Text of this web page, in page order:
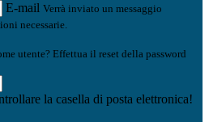
E-mail Verrà inviato un messaggio
necessarie.
utente? Effettua il reset della password
la casella di posta elettronica!